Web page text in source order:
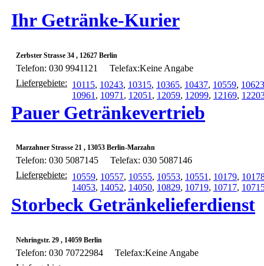
Ihr Getränke-Kurier
Zerbster Strasse 34 , 12627 Berlin
Telefon: 030 9941121
Telefax:Keine Angabe
Liefergebiete: 10115, 10243, 10315, 10365, 10437, 10559, 10623
10961 , 10971 , 12051 , 12059, 12099, 12169,
Pauer Getränkevertrieb
Marzahner Strasse 21 , 13053 Berlin-Marzahn
Telefon: 030 5087145
Telefax: 030 5087146
Liefergebiete: 10559, 10557, 10555, 10553, 10551 , 10179,
14053, 14052, 14050, 10829, 10719, 10717,
Storbeck Getränkelieferdienst
Nehringstr. 29 , 14059 Berlin
Telefon: 030 70722984
Telefax:Keine Angabe